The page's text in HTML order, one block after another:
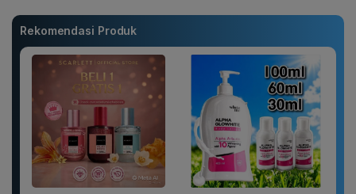
Rekomendasi Produk